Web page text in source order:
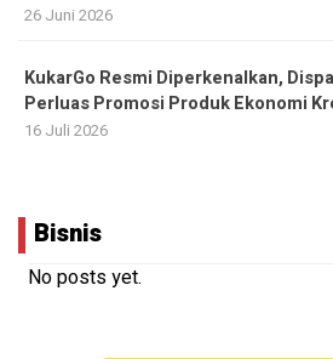
26 Juni 2026
KukarGo Resmi Diperkenalkan,
Perluas Promosi Produk Ekonomi
16 Juli 2026
Bisnis
No posts yet.